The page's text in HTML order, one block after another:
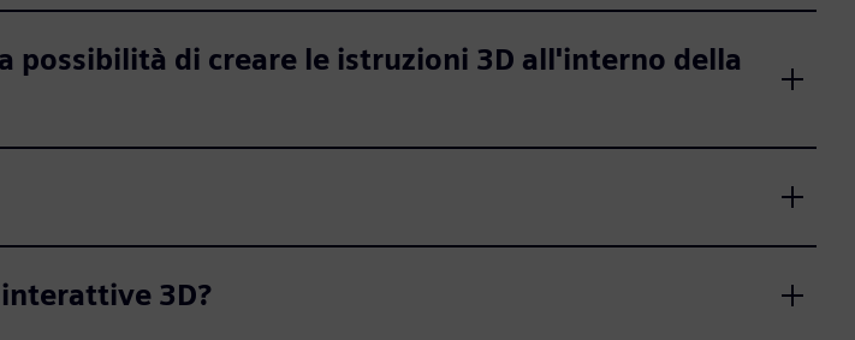
possibilità di creare le istruzioni 3D all'interno della
3D?